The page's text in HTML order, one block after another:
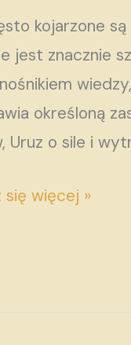
kojarzone
jest znacznie
określoną
Uruz o sile i
się więcej »